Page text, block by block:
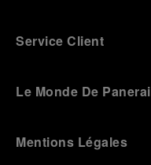
Service Client
Le Monde De Panerai
Mentions Légales